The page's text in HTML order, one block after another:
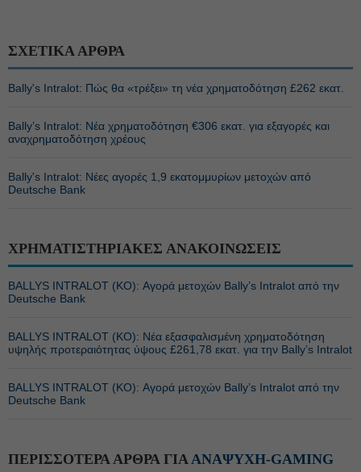
ΣΧΕΤΙΚΑ ΑΡΘΡΑ
Bally's Intralot: Πώς θα «τρέξει» τη νέα χρηματοδότηση £262 εκατ.
Bally’s Intralot: Νέα χρηματοδότηση €306 εκατ. για εξαγορές και
αναχρηματοδότηση χρέους
Bally's Intralot: Νέες αγορές 1,9 εκατομμυρίων μετοχών από
Deutsche Bank
ΧΡΗΜΑΤΙΣΤΗΡΙΑΚΕΣ ΑΝΑΚΟΙΝΩΣΕΙΣ
BALLYS INTRALOT (ΚΟ): Αγορά μετοχών Bally’s Intralot από την
Deutsche Bank
BALLYS INTRALOT (ΚΟ): Νέα εξασφαλισμένη χρηματοδότηση
υψηλής προτεραιότητας ύψους £261,78 εκατ. για την Bally’s Intralot
BALLYS INTRALOT (ΚΟ): Αγορά μετοχών Bally’s Intralot από την
Deutsche Bank
ΠΕΡΙΣΣΟΤΕΡΑ ΑΡΘΡΑ ΓΙΑΑΝΑΨΥΧΗ-GAMING